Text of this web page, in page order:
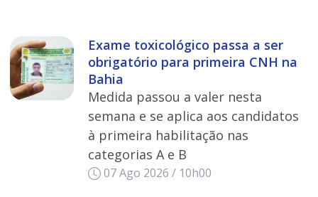
Exame toxicológico passa a ser
obrigatório para primeira CNH na
Bahia
Medida passou a valer nesta
semana e se aplica aos candidatos
à primeira habilitação nas
categorias A e B
07 Ago 2026 / 10h00